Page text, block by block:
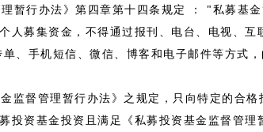
暂行办法》第四章第十四条规定 ： "私募基金
人募集资金，不得通过报刊、电台、电视、互
、手机短信、微信、博客和电子邮件等方式
督管理暂行办法》之规定，只向特定的合格
投资基金投资且满足《私募投资基金监督管